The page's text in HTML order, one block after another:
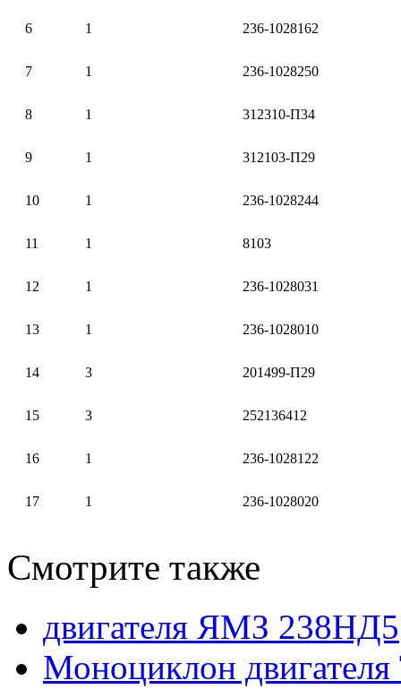
6 1 236-1028162
7 1 236-1028250
8 1 312310-П34
9 1 312103-П29
10 1 236-1028244
11 1 8103
12 1 236-1028031
13 1 236-1028010
14 3 201499-П29
15 3 252136412
16 1 236-1028122
17 1 236-1028020
Смотрите также
двигателя ЯМЗ 238НД5
Моноциклон